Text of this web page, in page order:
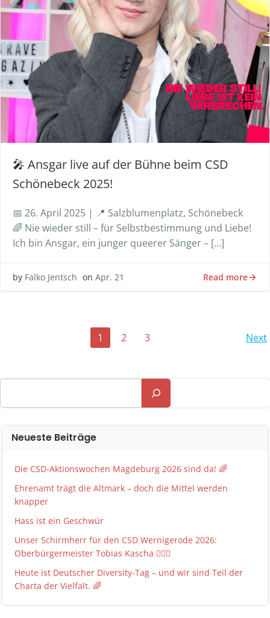
🎤 Ansgar live auf der Bühne beim CSD
Schönebeck 2025!
📅 26. April 2025 | 📍 Salzblumenplatz, Schönebeck
🌈 Nie wieder still – für Selbstbestimmung und Liebe!
Ich bin Ansgar, ein junger queerer Sänger – […]
by Falko Jentsch on Apr. 21 Read more
navigation
Page
1 Page
2 Page
3 Next
Suchen
Neueste Beiträge
Die CSD-Aktionswochen Magdeburg 2026 sind da! 🌈
Ehrenamt trägt die Altmark – doch die Mittel werden
knapper
Hass ist ein Geschwür
Unser Schirmherr für den CSD Wernigerode 2026:
Oberbürgermeister Tobias Kascha 🏳️‍🌈✨
Heute ist Deutscher Diversity-Tag – und wir sind Teil der
Charta der Vielfalt. 🌈